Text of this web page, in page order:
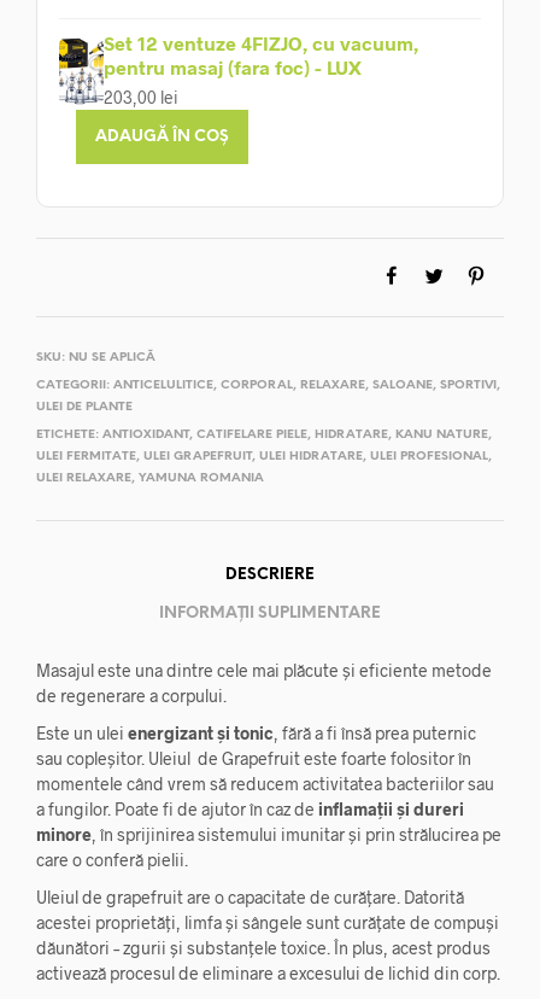
Set 12 ventuze 4FIZJO, cu vacuum,
pentru masaj (fara foc) - LUX
203,00 lei
ADAUGĂ ÎN COȘ
SKU: NU SE APLICĂ
CATEGORII: ANTICELULITICE, CORPORAL, RELAXARE, SALOANE, SPORTIVI ,
ULEI DE PLANTE
ETICHETE: ANTIOXIDANT, CATIFELARE PIELE, HIDRATARE, KANU NATURE,
ULEI FERMITATE, ULEI GRAPEFRUIT, ULEI HIDRATARE, ULEI PROFESIONAL,
ULEI RELAXARE, YAMUNA ROMANIA
DESCRIERE
INFORMAȚII SUPLIMENTARE
Masajul este una dintre cele mai plăcute și eficiente metode
de regenerare a corpului.
Este un ulei energizant și tonic , fără a fi însă prea puternic
sau copleșitor. Uleiul de Grapefruit este foarte folositor în
momentele când vrem să reducem activitatea bacteriilor sau
a fungilor. Poate fi de ajutor în caz de inflamații și dureri
minore , în sprijinirea sistemului imunitar și prin strălucirea pe
care o conferă pielii.
Uleiul de grapefruit are o capacitate de curățare. Datorită
acestei proprietăți, limfa și sângele sunt curățate de compuși
dăunători – zgurii și substanțele toxice. În plus, acest produs
activează procesul de eliminare a excesului de lichid din corp.